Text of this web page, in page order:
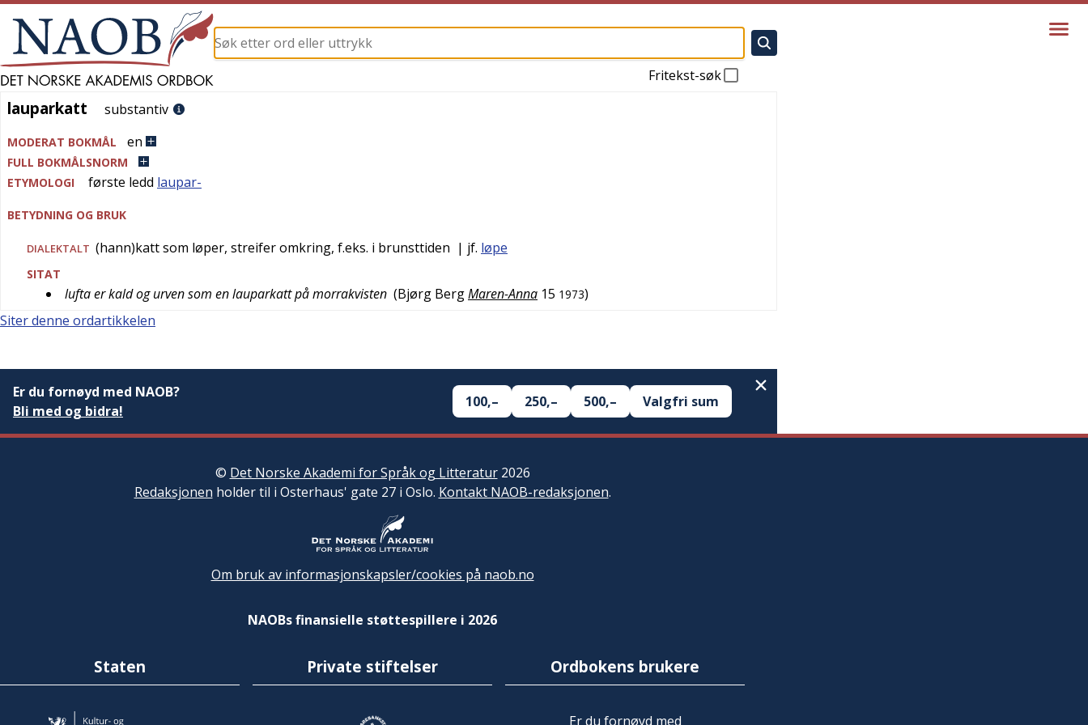
Fritekst-søk
lauparkatt
lauparkatt substantiv
MODERAT BOKMÅL en
FULL BOKMÅLSNORM
ETYMOLOGI
første ledd laupar-
BETYDNING OG BRUK
DIALEKTALT (hann)katt som løper, streifer omkring, f.eks. i brunsttiden | jf. løpe
SITAT
lufta er kald og urven som en lauparkatt på morrakvisten (Bjørg BergMaren-Anna 15 1973)
Siter denne ordartikkelen
Er du fornøyd med NAOB?
Bli med og bidra!
100,– 250,– 500,– Valgfri sum
© Det Norske Akademi for Språk og Litteratur2026
Redaksjonen holder til i Osterhaus' gate 27 i Oslo. Kontakt NAOB-redaksjonen.
Om bruk av informasjonskapsler/cookies på naob.no
NAOBs finansielle støttespillere i 2026
Staten Private stiftelser Ordbokens brukere
Er du fornøyd med